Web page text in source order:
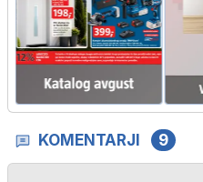
KOMENTARJI 9